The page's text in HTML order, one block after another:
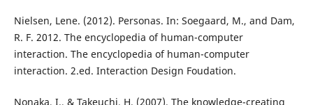
Nielsen, Lene. (2012). Personas. In: Soegaard, M., and Dam,
R. F. 2012. The encyclopedia of human-computer
interaction. The encyclopedia of human-computer
interaction. 2.ed. Interaction Design Foudation.
Nonaka, I., & Takeuchi, H. (2007). The knowledge-creating